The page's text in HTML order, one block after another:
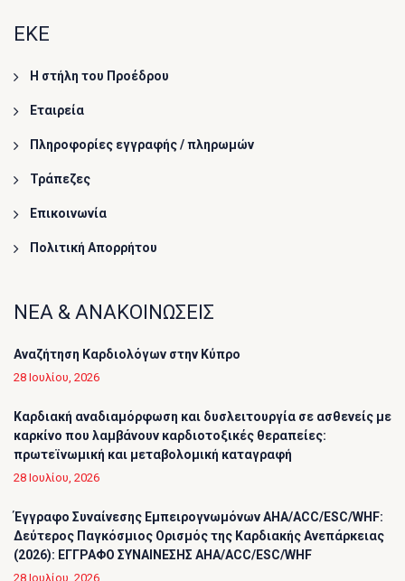
ΕΚΕ
Η στήλη του Προέδρου
Εταιρεία
Πληροφορίες εγγραφής / πληρωμών
Τράπεζες
Επικοινωνία
Πολιτική Απορρήτου
ΝΕΑ & ΑΝΑΚΟΙΝΩΣΕΙΣ
Αναζήτηση Καρδιολόγων στην Κύπρο
28 Ιουλίου, 2026
Καρδιακή αναδιαμόρφωση και δυσλειτουργία σε ασθενείς με
καρκίνο που λαμβάνουν καρδιοτοξικές θεραπείες:
πρωτεϊνωμική και μεταβολομική καταγραφή
28 Ιουλίου, 2026
Έγγραφο Συναίνεσης Εμπειρογνωμόνων AHA/ACC/ESC/WHF:
Δεύτερος Παγκόσμιος Ορισμός της Καρδιακής Ανεπάρκειας
(2026): ΕΓΓΡΑΦΟ ΣΥΝΑΙΝΕΣΗΣ AHA/ACC/ESC/WHF
28 Ιουλίου, 2026